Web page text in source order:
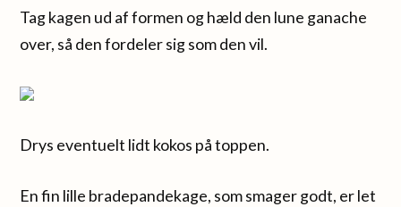
Tag kagen ud af formen og hæld den lune ganache
over, så den fordeler sig som den vil.
Drys eventuelt lidt kokos på toppen.
En fin lille bradepandekage, som smager godt, er let